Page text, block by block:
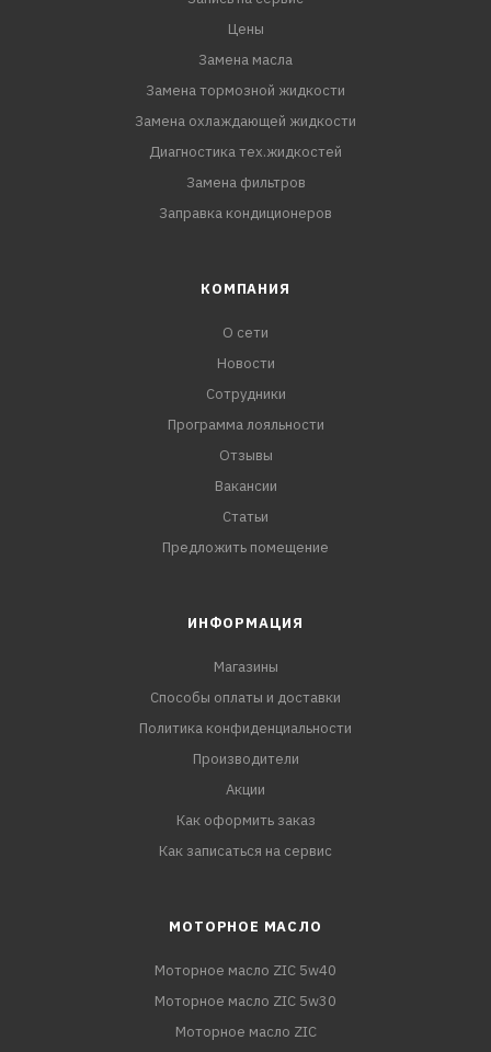
Цены
Замена масла
Замена тормозной жидкости
Замена охлаждающей жидкости
Диагностика тех.жидкостей
Замена фильтров
Заправка кондиционеров
КОМПАНИЯ
О сети
Новости
Сотрудники
Программа лояльности
Отзывы
Вакансии
Статьи
Предложить помещение
ИНФОРМАЦИЯ
Магазины
Способы оплаты и доставки
Политика конфиденциальности
Производители
Акции
Как оформить заказ
Как записаться на сервис
МОТОРНОЕ МАСЛО
Моторное масло ZIC 5w40
Моторное масло ZIC 5w30
Моторное масло ZIC